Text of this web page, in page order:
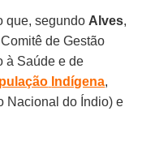
que, segundo Alves,
de Gestão
à Saúde e de
Indígena,
Nacional do Índio) e